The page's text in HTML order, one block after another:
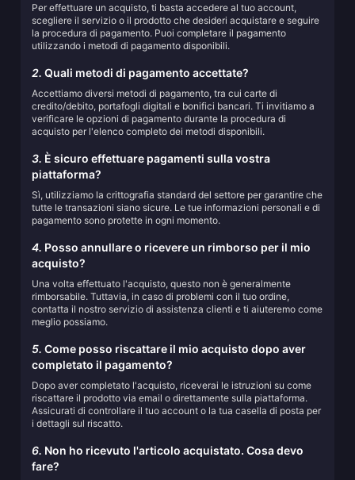
Per effettuare un acquisto, ti basta accedere al tuo account,
scegliere il servizio o il prodotto che desideri acquistare e seguire
la procedura di pagamento. Puoi completare il pagamento
utilizzando i metodi di pagamento disponibili.
2. Quali metodi di pagamento accettate?
Accettiamo diversi metodi di pagamento, tra cui carte di
credito/debito, portafogli digitali e bonifici bancari. Ti invitiamo a
verificare le opzioni di pagamento durante la procedura di
acquisto per l'elenco completo dei metodi disponibili.
3. È sicuro effettuare pagamenti sulla vostra
piattaforma?
Sì, utilizziamo la crittografia standard del settore per garantire che
tutte le transazioni siano sicure. Le tue informazioni personali e di
pagamento sono protette in ogni momento.
4. Posso annullare o ricevere un rimborso per il mio
acquisto?
Una volta effettuato l'acquisto, questo non è generalmente
rimborsabile. Tuttavia, in caso di problemi con il tuo ordine,
contatta il nostro servizio di assistenza clienti e ti aiuteremo come
meglio possiamo.
5. Come posso riscattare il mio acquisto dopo aver
completato il pagamento?
Dopo aver completato l'acquisto, riceverai le istruzioni su come
riscattare il prodotto via email o direttamente sulla piattaforma.
Assicurati di controllare il tuo account o la tua casella di posta per
i dettagli sul riscatto.
6. Non ho ricevuto l'articolo acquistato. Cosa devo
fare?